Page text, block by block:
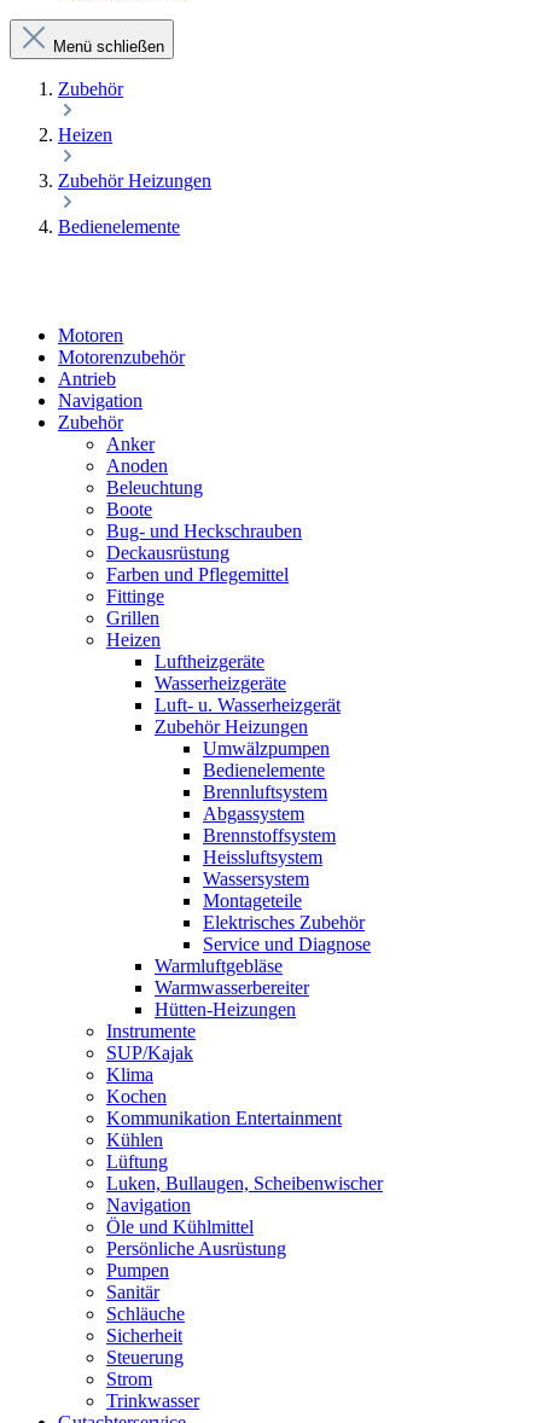
Menü schließen
Zubehör
Heizen
Zubehör Heizungen
Bedienelemente
Motoren
Motorenzubehör
Antrieb
Navigation
Zubehör
Anker
Anoden
Beleuchtung
Boote
Bug- und Heckschrauben
Deckausrüstung
Farben und Pflegemittel
Fittinge
Grillen
Heizen
Luftheizgeräte
Wasserheizgeräte
Luft- u. Wasserheizgerät
Zubehör Heizungen
Umwälzpumpen
Bedienelemente
Brennluftsystem
Abgassystem
Brennstoffsystem
Heissluftsystem
Wassersystem
Montageteile
Elektrisches Zubehör
Service und Diagnose
Warmluftgebläse
Warmwasserbereiter
Hütten-Heizungen
Instrumente
SUP/Kajak
Klima
Kochen
Kommunikation Entertainment
Kühlen
Lüftung
Luken, Bullaugen, Scheibenwischer
Navigation
Öle und Kühlmittel
Persönliche Ausrüstung
Pumpen
Sanitär
Schläuche
Sicherheit
Steuerung
Strom
Trinkwasser